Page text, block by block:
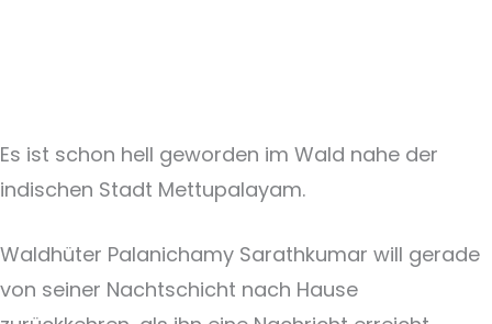
Es ist schon hell geworden im Wald nahe der
indischen Stadt Mettupalayam.
Waldhüter Palanichamy Sarathkumar will gerade
von seiner Nachtschicht nach Hause